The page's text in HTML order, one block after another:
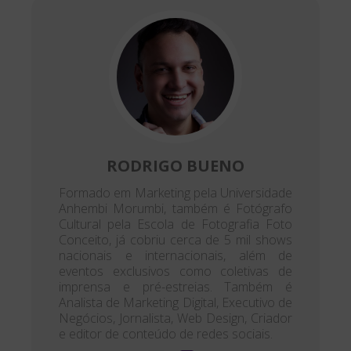
RODRIGO BUENO
Formado em Marketing pela Universidade
Anhembi Morumbi, também é Fotógrafo
Cultural pela Escola de Fotografia Foto
Conceito, já cobriu cerca de 5 mil shows
nacionais e internacionais, além de
eventos exclusivos como coletivas de
imprensa e pré-estreias. Também é
Analista de Marketing Digital, Executivo de
Negócios, Jornalista, Web Design, Criador
e editor de conteúdo de redes sociais.